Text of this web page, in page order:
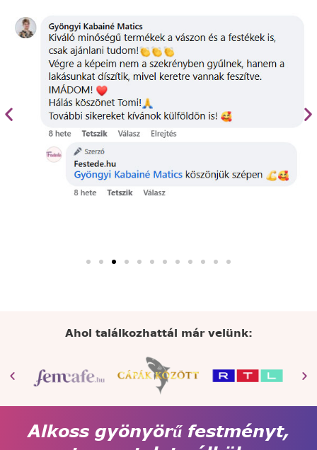
Ahol találkozhattál már velünk:
Alkoss gyönyörű festményt,